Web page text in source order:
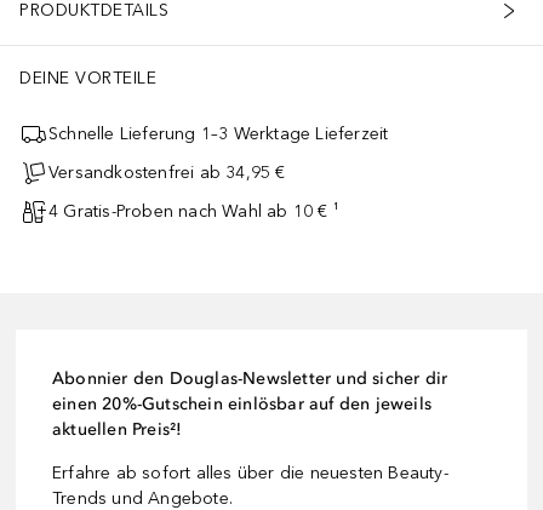
PRODUKTDETAILS
DEINE VORTEILE
Schnelle Lieferung 1–3 Werktage Lieferzeit
Versandkostenfrei ab 34,95 €
4 Gratis-Proben nach Wahl ab 10 € ¹
Abonnier den Douglas-Newsletter und sicher dir
einen 20%-Gutschein einlösbar auf den jeweils
aktuellen Preis²!
Erfahre ab sofort alles über die neuesten Beauty-
Trends und Angebote.